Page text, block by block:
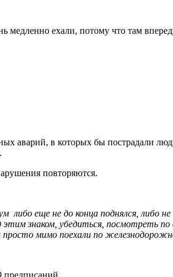
ехали, потому что там
аварий, в которых бы пострадали
повторяются.
еще не до конца поднялся, либо не
знаком, убедиться, посмотреть
мимо поехали по
предписаний.